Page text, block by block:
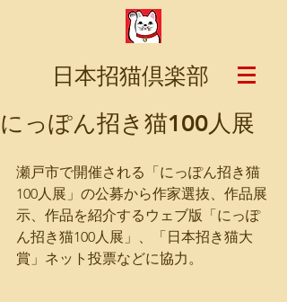
日本招猫倶楽部
にっぽん招き猫100人展
瀬戸市で開催される「にっぽん招き猫
100人展」の公募から作家選抜、作品展
示、作品を紹介するウェブ版「にっぽ
ん招き猫100人展」、「日本招き猫大
賞」ネット投票などに協力。